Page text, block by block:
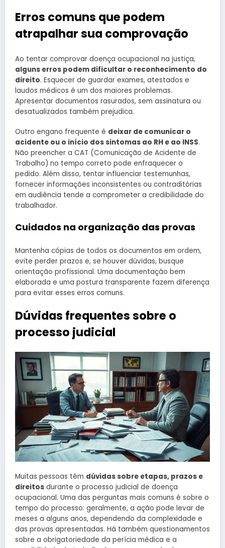
Erros comuns que podem
atrapalhar sua comprovação
Ao tentar comprovar doença ocupacional na justiça,
alguns erros podem dificultar o reconhecimento do
direito. Esquecer de guardar exames, atestados e
laudos médicos é um dos maiores problemas.
Apresentar documentos rasurados, sem assinatura ou
desatualizados também prejudica.
Outro engano frequente é deixar de comunicar o
acidente ou o início dos sintomas ao RH e ao INSS.
Não preencher a CAT (Comunicação de Acidente de
Trabalho) no tempo correto pode enfraquecer o
pedido. Além disso, tentar influenciar testemunhas,
fornecer informações inconsistentes ou contraditórias
em audiência tende a comprometer a credibilidade do
trabalhador.
Cuidados na organização das provas
Mantenha cópias de todos os documentos em ordem,
evite perder prazos e, se houver dúvidas, busque
orientação profissional. Uma documentação bem
elaborada e uma postura transparente fazem diferença
para evitar esses erros comuns.
Dúvidas frequentes sobre o
processo judicial
Muitas pessoas têm dúvidas sobre etapas, prazos e
direitos durante o processo judicial de doença
ocupacional. Uma das perguntas mais comuns é sobre o
tempo do processo: geralmente, a ação pode levar de
meses a alguns anos, dependendo da complexidade e
das provas apresentadas. Há também questionamentos
sobre a obrigatoriedade da perícia médica e a